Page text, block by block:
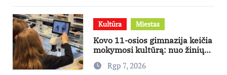
Kultūra Miestas
Kovo 11-osios gimnazija keičia
mokymosi kultūrą: nuo žinių
kaupimo – prie jų supratimo ir
taikymo
Rgp 7, 2026